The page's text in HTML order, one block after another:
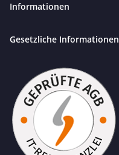
Informationen
Gesetzliche Informationen